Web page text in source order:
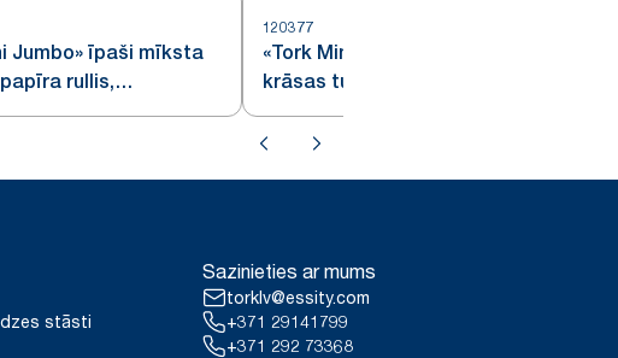
Jumbo» īpaši mīksta
rullis,
– 3 kārtas
120377
«Tork Mini Jumbo» dabiskas
krāsas tualetes papīra rullis,
«Advanced»
stāsti
Sazinieties ar mums
torklv@essity.com
+371 29141799
+371 292 73368